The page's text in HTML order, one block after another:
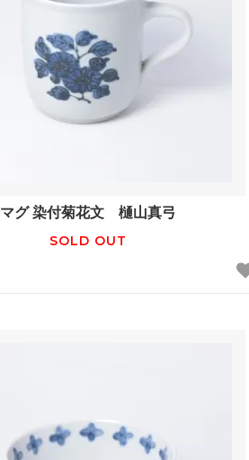
マグ 染付菊花文 樋山真弓
SOLD OUT